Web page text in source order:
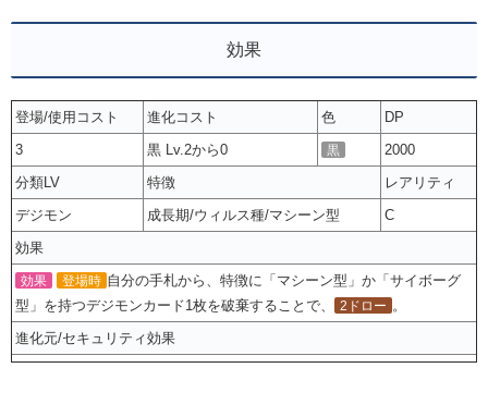
効果
登場/使用コスト 進化コスト 色
DP
3
黒 Lv.2から0 黒
2000
分類LV
特徴
レアリティ
デジモン
成長期/ウィルス種/マシーン型
C
効果
効果 登場時 自分の手札から、特徴に「マシーン型」か「サイボーグ
型」を持つデジモンカード1枚を破棄することで、
2ドロー 。
進化元/セキュリティ効果